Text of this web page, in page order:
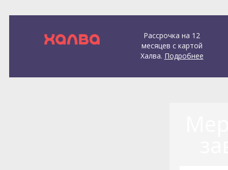
Рассрочка на 12
месяцев с картой
Халва. Подробнее